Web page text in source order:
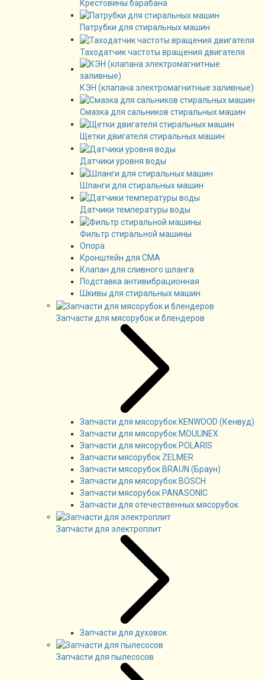
Крестовины барабана
Патрубки для стиральных машин
Таходатчик частоты вращения двигателя
КЭН (клапана электромагнитные заливные)
Смазка для сальников стиральных машин
Щетки двигателя стиральных машин
Датчики уровня воды
Шланги для стиральных машин
Датчики температуры воды
Фильтр стиральной машины
Опора
Кронштейн для СМА
Клапан для сливного шланга
Подставка антивибрационная
Шкивы для стиральных машин
Запчасти для мясорубок и блендеров
Запчасти для мясорубок KENWOOD (Кенвуд)
Запчасти для мясорубок MOULINEX
Запчасти для мясорубок POLARIS
Запчасти мясорубок ZELMER
Запчасти мясорубок BRAUN (Браун)
Запчасти для мясорубок BOSCH
Запчасти мясорубок PANASONIC
Запчасти для отечественных мясорубок
Запчасти для электроплит
Запчасти для духовок
Запчасти для пылесосов